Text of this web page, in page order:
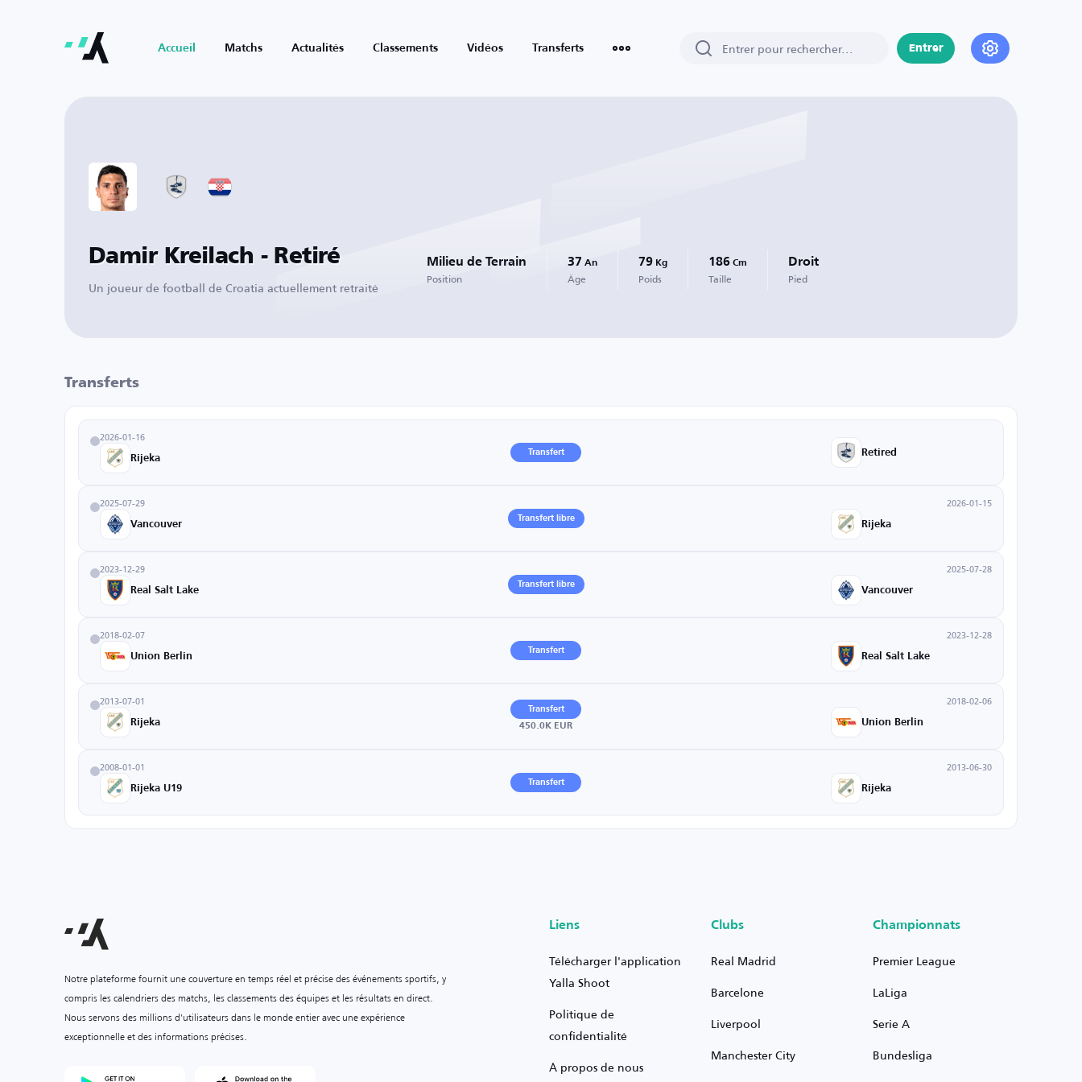
Accueil Matchs Actualités Classements Vidéos Transferts Entrer
Damir Kreilach - Retiré
Un joueur de football de Croatia actuellement retraité
Milieu de Terrain
Position
37 An
Âge
79 Kg
Poids
186 Cm
Taille
Droit
Pied
Transferts
2026-01-16
Rijeka
Transfert Retired
2025-07-29
Vancouver
Transfert libre
2026-01-15
Rijeka
2023-12-29
Real Salt Lake
Transfert libre
2025-07-28
Vancouver
2018-02-07
Union Berlin
Transfert
2023-12-28
Real Salt Lake
2013-07-01
Rijeka
Transfert
450.0K EUR
2018-02-06
Union Berlin
2008-01-01
Rijeka U19
Transfert
2013-06-30
Rijeka
Notre plateforme fournit une couverture en temps réel et précise des événements sportifs, y
compris les calendriers des matchs, les classements des équipes et les résultats en direct.
Nous servons des millions d'utilisateurs dans le monde entier avec une expérience
exceptionnelle et des informations précises.
Liens
Télécharger l'application
Yalla Shoot
Politique de
confidentialité
À propos de nous
Clubs
Real Madrid
Barcelone
Liverpool
Manchester City
Championnats
Premier League
LaLiga
Serie A
Bundesliga